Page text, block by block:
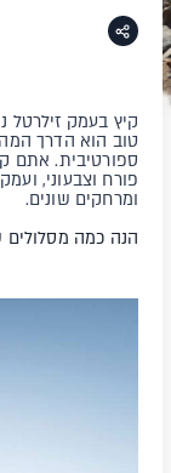
קיץ בעמק זילרטל
טוב הוא הדרך
ספורטיבית. אתם
פורח וצבעוני,
ומרחקים שונים.
הנה כמה מסלולים